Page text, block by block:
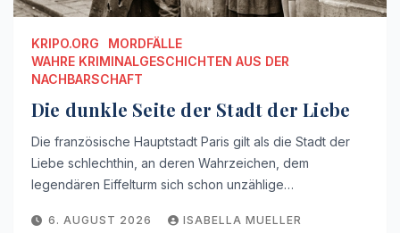
KRIPO.ORG
MORDFÄLLE
WAHRE KRIMINALGESCHICHTEN AUS DER
NACHBARSCHAFT
Die dunkle Seite der Stadt der Liebe
Die französische Hauptstadt Paris gilt als die Stadt der
Liebe schlechthin, an deren Wahrzeichen, dem
legendären Eiffelturm sich schon unzählige…
6. AUGUST 2026 ISABELLA MUELLER